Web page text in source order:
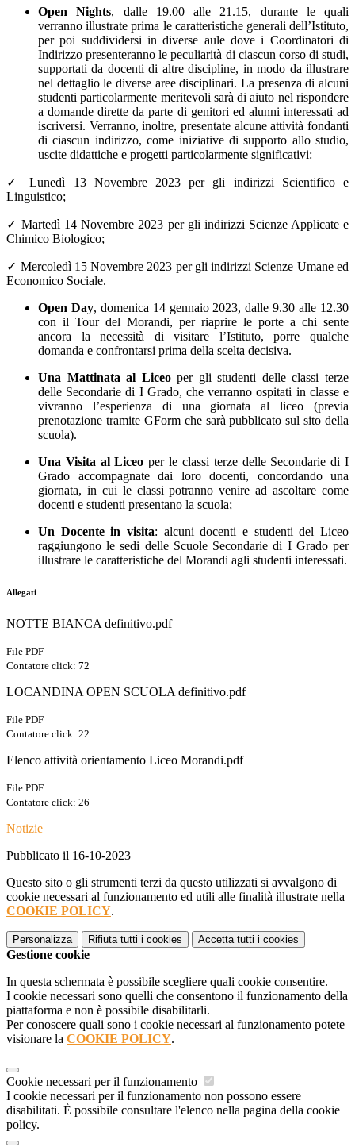
Open Nights, dalle 19.00 alle 21.15, durante le quali
verranno illustrate prima le caratteristiche generali dell’Istituto,
per poi suddividersi in diverse aule dove i Coordinatori di
Indirizzo presenteranno le peculiarità di ciascun corso di studi,
supportati da docenti di altre discipline, in modo da illustrare
nel dettaglio le diverse aree disciplinari. La presenza di alcuni
studenti particolarmente meritevoli sarà di aiuto nel rispondere
a domande dirette da parte di genitori ed alunni interessati ad
iscriversi. Verranno, inoltre, presentate alcune attività fondanti
di ciascun indirizzo, come iniziative di supporto allo studio,
uscite didattiche e progetti particolarmente significativi:
✓ Lunedì 13 Novembre 2023 per gli indirizzi Scientifico e
Linguistico;
✓ Martedì 14 Novembre 2023 per gli indirizzi Scienze Applicate e
Chimico Biologico;
✓ Mercoledì 15 Novembre 2023 per gli indirizzi Scienze Umane ed
Economico Sociale.
Open Day, domenica 14 gennaio 2023, dalle 9.30 alle 12.30
con il Tour del Morandi, per riaprire le porte a chi sente
ancora la necessità di visitare l’Istituto, porre qualche
domanda e confrontarsi prima della scelta decisiva.
Una Mattinata al Liceoper gli studenti delle classi terze
delle Secondarie di I Grado, che verranno ospitati in classe e
vivranno l’esperienza di una giornata al liceo (previa
prenotazione tramite GForm che sarà pubblicato sul sito della
scuola).
Una Visita al Liceo per le classi terze delle Secondarie di I
Grado accompagnate dai loro docenti, concordando una
giornata, in cui le classi potranno venire ad ascoltare come
docenti e studenti presentano la scuola;
Un Docente in visita: alcuni docenti e studenti del Liceo
raggiungono le sedi delle Scuole Secondarie di I Grado per
illustrare le caratteristiche del Morandi agli studenti interessati.
Allegati
NOTTE BIANCA definitivo.pdf
File PDF
Contatore click: 72
LOCANDINA OPEN SCUOLA definitivo.pdf
File PDF
Contatore click: 22
Elenco attività orientamento Liceo Morandi.pdf
File PDF
Contatore click: 26
Notizie
Pubblicato il 16-10-2023
Questo sito o gli strumenti terzi da questo utilizzati si avvalgono di
cookie necessari al funzionamento ed utili alle finalità illustrate nella
COOKIE POLICY.
Personalizza Rifiuta tutti i cookies Accetta tutti i cookies
Gestione cookie
In questa schermata è possibile scegliere quali cookie consentire.
I cookie necessari sono quelli che consentono il funzionamento della
piattaforma e non è possibile disabilitarli.
Per conoscere quali sono i cookie necessari al funzionamento potete
visionare la COOKIE POLICY.
Cookie necessari per il funzionamento
I cookie necessari per il funzionamento non possono essere
disabilitati. È possibile consultare l'elenco nella pagina della cookie
policy.